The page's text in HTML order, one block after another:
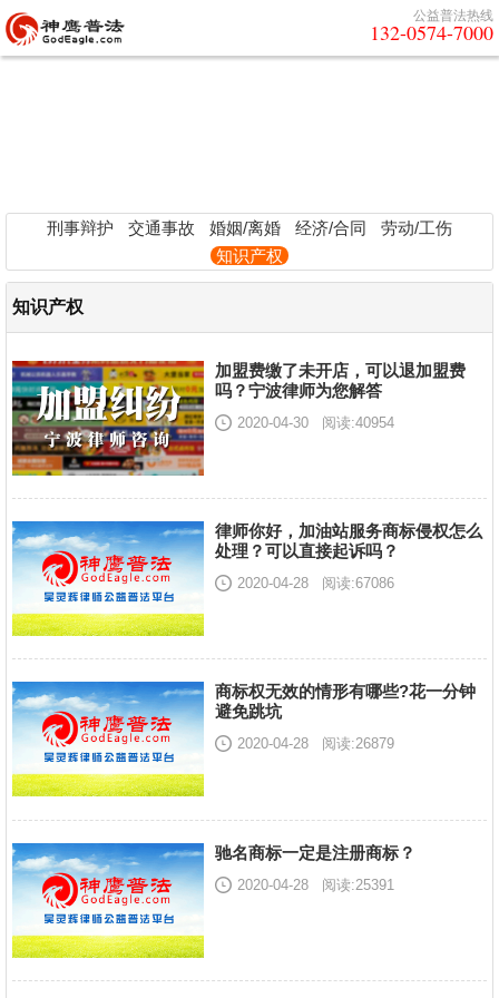
公益普法热线
132-0574-7000
刑事辩护 交通事故 婚姻/离婚 经济/合同
劳动/工伤
知识产权
知识产权
加盟费缴了未开店，可以退加盟费
吗？宁波律师为您解答
2020-04-30 阅读:40954
律师你好，加油站服务商标侵权怎么
处理？可以直接起诉吗？
2020-04-28 阅读:67086
商标权无效的情形有哪些?花一分钟
避免跳坑
2020-04-28 阅读:26879
驰名商标一定是注册商标？
2020-04-28 阅读:25391